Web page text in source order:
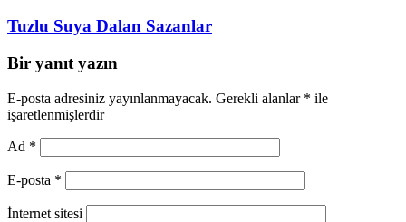
Tuzlu Suya Dalan Sazanlar
Bir yanıt yazın
E-posta adresiniz yayınlanmayacak. Gerekli alanlar * ile
işaretlenmişlerdir
Ad *
E-posta *
İnternet sitesi